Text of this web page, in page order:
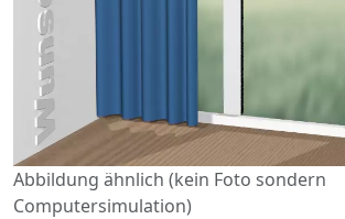
Abbildung ähnlich (kein Foto sondern
Computersimulation)